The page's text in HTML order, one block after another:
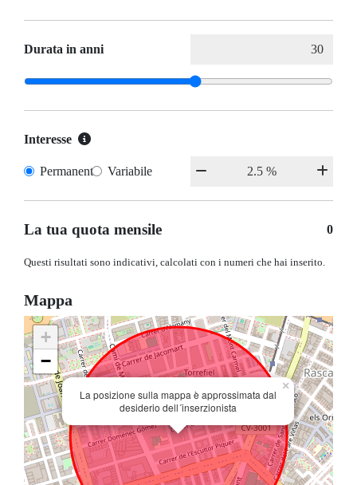
Durata in anni
Interesse
Permanente Variabile
La tua quota mensile 0
Questi risultati sono indicativi, calcolati con i numeri che hai inserito.
Mappa
La posizione sulla mappa è approssimata dal
desiderio dell´inserzionista
×
+
−